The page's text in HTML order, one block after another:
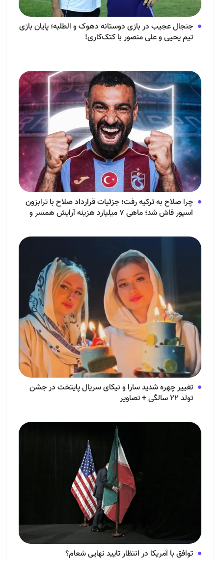
جنجال عجیب در بازی دوستانه دهوک و الطلبه؛ پایان بازی
تیم یحیی و علی منصور با کتک‌کاری!
چرا صلاح به ترکیه رفت؛ جزئیات قرارداد صلاح با ترابزون
اسپور فاش شد؛ ماهی ۷ میلیارد هزینه آرایش همسر و
تغییر چهره شدید سارا و نیکای سریال پایتخت در جشن
تولد ۲۲ سالگی + تصاویر
توافق با آمریکا در انتظار تایید نهایی شعام؟